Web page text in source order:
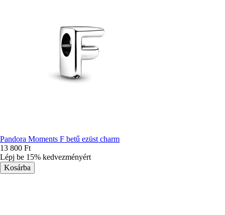
Pandora Moments F betű ezüst charm
13 800 Ft
Lépj be 15% kedvezményért